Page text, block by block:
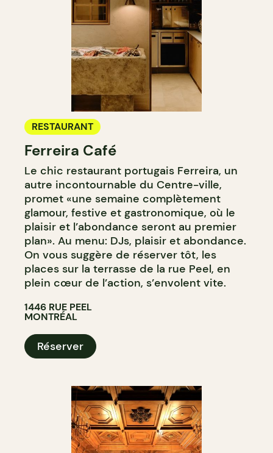
RESTAURANT
Ferreira Café
Le chic restaurant portugais Ferreira, un
autre incontournable du Centre-ville,
promet «une semaine complètement
glamour, festive et gastronomique, où le
plaisir et l’abondance seront au premier
plan». Au menu: DJs, plaisir et abondance.
On vous suggère de réserver tôt, les
places sur la terrasse de la rue Peel, en
plein cœur de l’action, s’envolent vite.
1446 RUE PEEL
MONTRÉAL
Réserver